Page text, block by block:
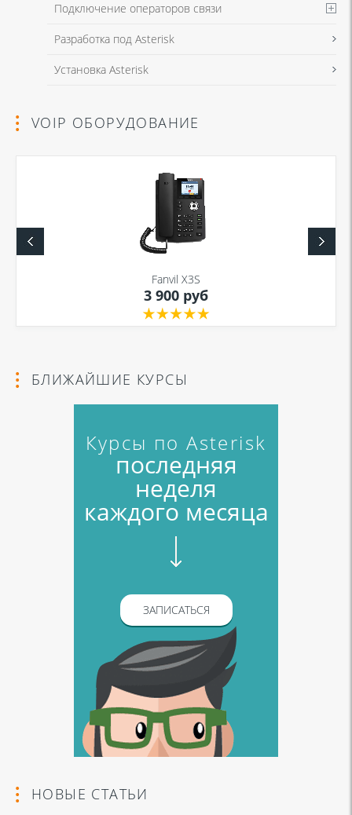
Подключение операторов связи
Разработка под Asterisk
Установка Asterisk
VOIP ОБОРУДОВАНИЕ
Fanvil X3S
3 900 руб
БЛИЖАЙШИЕ КУРСЫ
Курсы по Asterisk
последняя
неделя
каждого месяца
ЗАПИСАТЬСЯ
НОВЫЕ СТАТЬИ